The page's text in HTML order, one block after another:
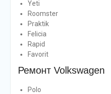
Yeti
Roomster
Praktik
Felicia
Rapid
Favorit
Ремонт Volkswagen
Polo